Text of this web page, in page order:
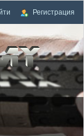
Регистрация